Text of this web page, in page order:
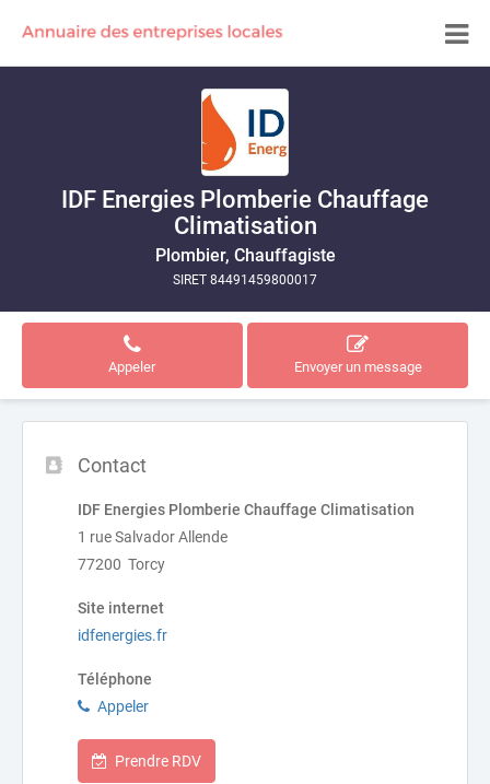
IDF Energies Plomberie Chauffage
Climatisation
Plombier, Chauffagiste
SIRET 84491459800017
Appeler Envoyer un message
Contact
IDF Energies Plomberie Chauffage Climatisation
1 rue Salvador Allende
77200 Torcy
Site internet
idfenergies.fr
Téléphone
Appeler
Prendre RDV